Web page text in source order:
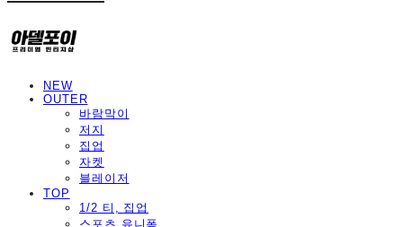
NEW
OUTER
바람막이
저지
집업
자켓
블레이저
TOP
1/2 티, 집업
스포츠 유니폼